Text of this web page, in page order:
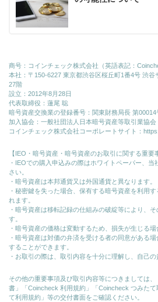
商号：コインチェック株式会社（英語表記：
本社：〒150-6227 東京都渋谷区桜丘町1番4号 渋谷
27階
設立：2012年8月28日
代表取締役：蓮尾 聡
暗号資産交換業の登録番号：関東財務局長 第00014
加入協会：一般社団法人日本暗号資産等取引業協会
コインチェック株式会社コーポレートサイト：
【IEO・暗号資産・暗号資産のお取引に関する重要
・IEOでの購入申込みの際はホワイトペーパー、
さい。
・暗号資産は本邦通貨又は外国通貨と異なります。
・秘密鍵を失った場合、保有する暗号資産を利用
れます。
・暗号資産は移転記録の仕組みの破綻等により、
す。
・暗号資産の価格は変動するため、損失が生じる場
・暗号資産は対価の弁済を受ける者の同意がある
することができます。
・お取引の際は、取引内容を十分に理解し、自己
その他の重要事項及び取引内容等につきましては
書」「Coincheck 利用規約」「Coincheck つみた
て利用規約」等の交付書面をご確認ください。